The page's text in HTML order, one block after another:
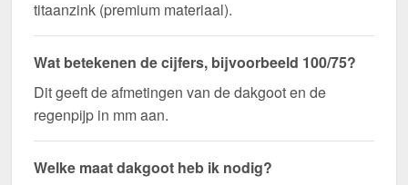
titaanzink (premium materiaal).
Wat betekenen de cijfers, bijvoorbeeld 100/75?
Dit geeft de afmetingen van de dakgoot en de
regenpijp in mm aan.
Welke maat dakgoot heb ik nodig?